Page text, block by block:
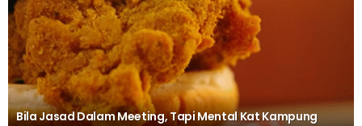
Bila Jasad Dalam Meeting, Tapi Mental Kat Kampung